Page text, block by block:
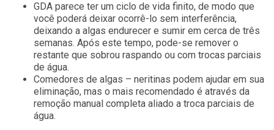
GDA parece ter um ciclo de vida finito, de modo que
você poderá deixar ocorrê-lo sem interferência,
deixando a algas endurecer e sumir em cerca de três
semanas. Após este tempo, pode-se remover o
restante que sobrou raspando ou com trocas parciais
de água.
Comedores de algas – neritinas podem ajudar em sua
eliminação, mas o mais recomendado é através da
remoção manual completa aliado a troca parciais de
água.